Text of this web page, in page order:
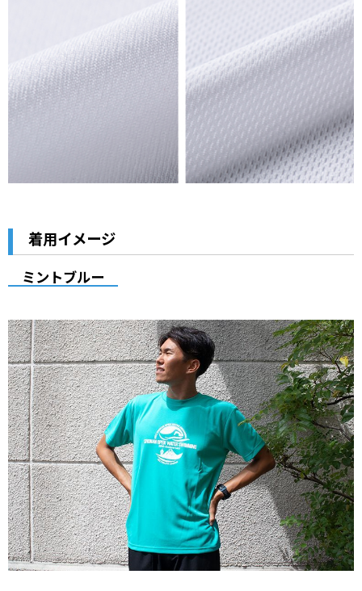
着用イメージ
ミントブルー